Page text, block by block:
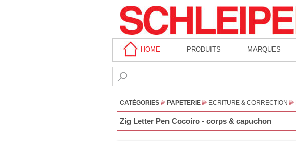
HOME PRODUITS MARQUES
CATÉGORIES PAPETERIE ECRITURE & CORRECTION
Zig Letter Pen Cocoiro - corps & capuchon